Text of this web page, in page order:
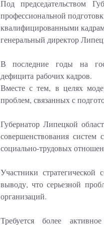
Под председательством
профессиональной
квалифицированными
генеральный директор
В последние годы на
дефицита рабочих кадров.
Вместе с тем, в целях
проблем, связанных с
Губернатор Липецкой
совершенствования систем
социально-трудовых
Участники
выводу, что серьезной
организаций.
Требуется более